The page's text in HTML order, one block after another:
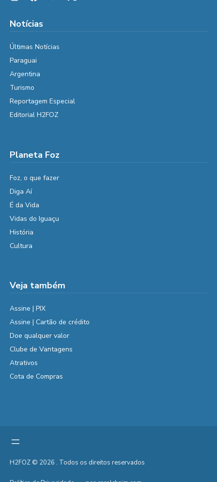
Notícias
Últimas Notícias
Paraguai
Argentina
Turismo
Reportagem Especial
Editorial H2FOZ
Planeta Foz
Foz, o que fazer
Diga Aí
É da Vida
Vidas do Iguaçu
História
Cultura
Veja também
Assine | PIX
Assine | Cartão de crédito
Doe qualquer valor
Clube de Vantagens
Atrativos
Cota de Compras
H2FOZ © 2026 . Todos os direitos reservados